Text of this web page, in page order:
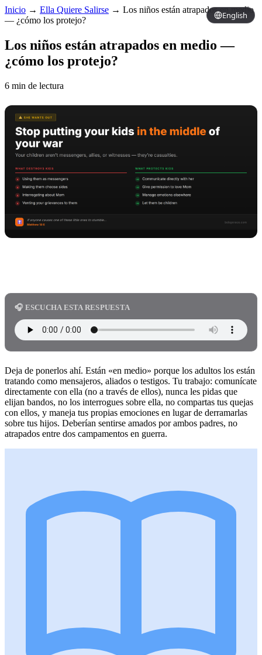
English
Inicio → Ella Quiere Salirse → Los niños están atrapados en medio
— ¿cómo los protejo?
Los niños están atrapados en medio —
¿cómo los protejo?
6 min de lectura
🎧 ESCUCHA ESTA RESPUESTA
Deja de ponerlos ahí. Están «en medio» porque los adultos los están
tratando como mensajeros, aliados o testigos. Tu trabajo: comunícate
directamente con ella (no a través de ellos), nunca les pidas que
elijan bandos, no los interrogues sobre ella, no compartas tus quejas
con ellos, y maneja tus propias emociones en lugar de derramarlas
sobre tus hijos. Deberían sentirse amados por ambos padres, no
atrapados entre dos campamentos en guerra.